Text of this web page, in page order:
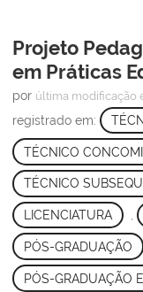
Projeto
em Práticas
por última modificação
registrado em:
TÉCNICO
TÉCNICO
LICENCIATURA
PÓS-GRADUAÇÃO
PÓS-GRADUAÇÃO